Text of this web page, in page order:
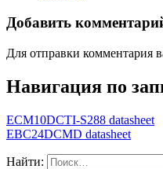
Добавить
Для отправки комментария
Навигация по
ECM10DCTI-S288 datasheet
EBC24DCMD datasheet
Найти: